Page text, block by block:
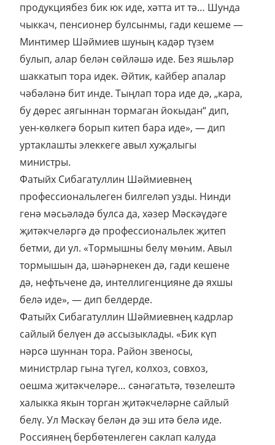
продукциябез бик юк иде, хәтта ит тә… Шунда
чыккач, пенсионер булсынмы, гади кешеме —
Минтимер Шәймиев шуның кадәр түзем
булып, алар белән сөйләшә иде. Без яшьләр
шаккатып тора идек. Әйтик, кайбер апалар
чәбәләнә бит инде. Тыңлап тора иде дә, „кара,
бу дөрес аягыннан тормаган йокыдан“ дип,
уен-көлкегә борып китеп бара иде», — дип
уртаклашты элеккеге авыл хуҗалыгы
министры.
Фатыйх Сибагатуллин Шәймиевнең
профессиональлеген билгеләп узды. Нинди
генә мәсьәләдә булса да, хәзер Мәскәүдәге
җитәкчеләргә дә профессиональлек җитеп
бетми, ди ул. «Тормышны белү мөһим. Авыл
тормышын да, шәһәрнекен дә, гади кешене
дә, нефтьчене дә, интеллигенцияне дә яхшы
белә иде», — дип белдерде.
Фатыйх Сибагатуллин Шәймиевнең кадрлар
сайлый белүен дә ассызыклады. «Бик күп
нәрсә шуннан тора. Район звеносы,
министрлар гына түгел, колхоз, совхоз,
оешма җитәкчеләре… сәнәгатьтә, төзелештә
халыкка якын торган җитәкчеләрне сайлый
белү. Ул Мәскәү белән дә эш итә белә иде.
Россиянең бербөтенлеген саклап калуда